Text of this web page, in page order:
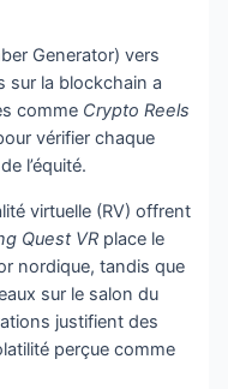
Generator) vers
sur la blockchain a
comme Crypto Reels
vérifier chaque
l’équité.
virtuelle (RV) offrent
Quest VR place le
nordique, tandis que
sur le salon du
justifient des
perçue comme